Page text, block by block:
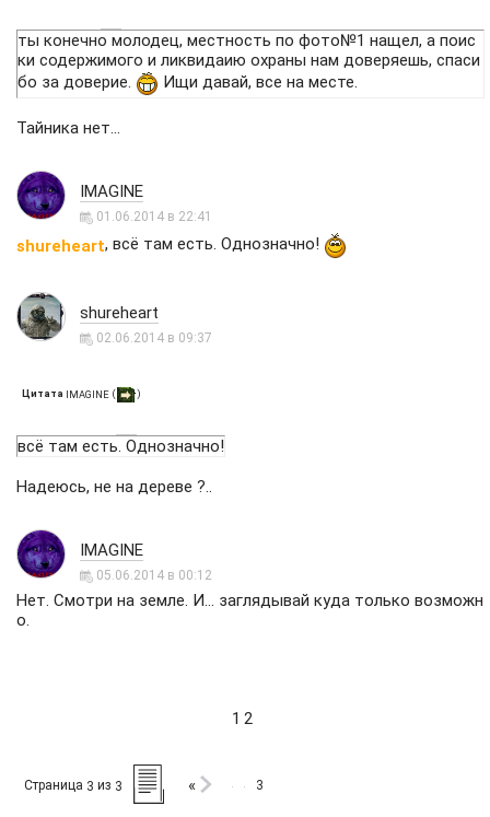
ты конечно молодец, местность по фото№1 нащел, а поис
ки содержимого и ликвидаию охраны нам доверяешь, спаси
бо за доверие.
Ищи давай, все на месте.
Тайника нет...
IMAGINE
01.06.2014 в 22:41
shureheart, всё там есть. Однозначно!
shureheart
02.06.2014 в 09:37
Цитата IMAGINE ( )
всё там есть. Однозначно!
Надеюсь, не на дереве ?..
IMAGINE
05.06.2014 в 00:12
Нет. Смотри на земле. И... заглядывай куда только возможн
о.
Страница 3 из 3 «
1 2
3